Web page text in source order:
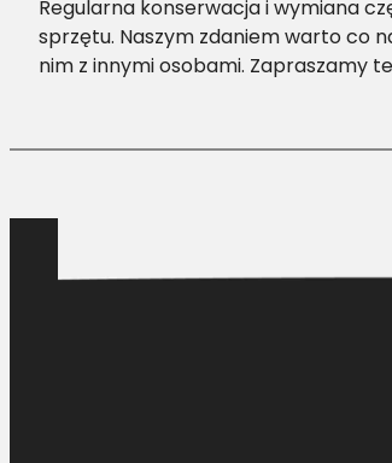
Regularna konserwacja i wymiana
sprzętu. Naszym zdaniem warto co
nim z innymi osobami. Zapraszamy